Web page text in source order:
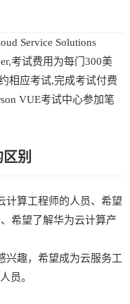
Service Solutions
考试费用为每门300美
相应考试,完成考试付费
VUE考试中心参加笔
别
计算工程师的人员、希望
希望了解华为云计算产
兴趣，希望成为云服务工
员。